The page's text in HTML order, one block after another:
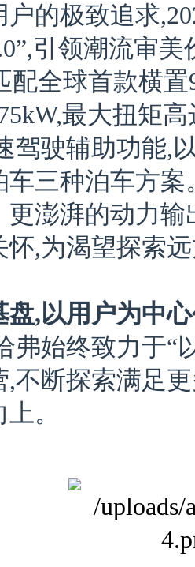
户的极致追求
引领潮流审
配全球首款横
最大扭矩
驾驶辅助功能,
三种泊车方
更澎湃的动力
怀,为渴望探索
盘,以用户为中
弗始终致力于“
,不断探索满足
。